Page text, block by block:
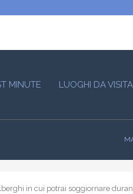
MINUTE LUOGHI DA
in cui potrai soggiornare